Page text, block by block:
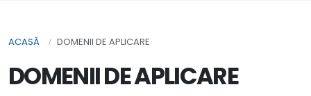
ACASĂ DOMENII DE APLICARE
DOMENII DE APLICARE